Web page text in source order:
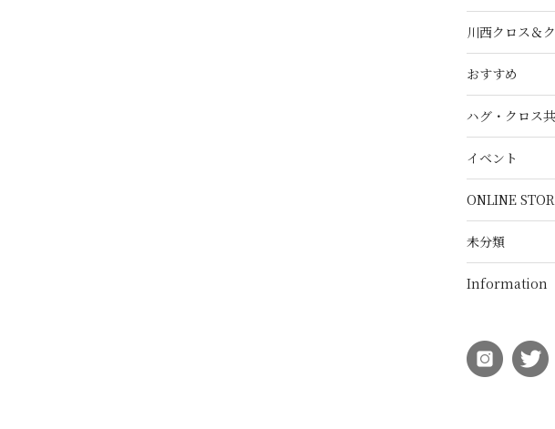
川西クロス＆
おすすめ
ハグ・クロス
イベント
ONLINE
未分類
Information